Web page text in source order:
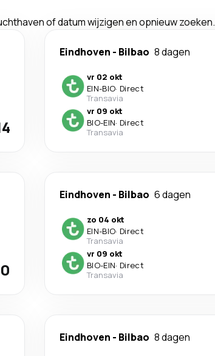
of datum wijzigen en opnieuw zoeken.
Eindhoven - Bilbao 8 dagen
vr 02 okt
EIN-BIO· Direct
Transavia
vr 09 okt
BIO-EIN· Direct
Transavia
Eindhoven - Bilbao 6 dagen
zo 04 okt
EIN-BIO· Direct
Transavia
vr 09 okt
BIO-EIN· Direct
Transavia
Eindhoven - Bilbao 8 dagen